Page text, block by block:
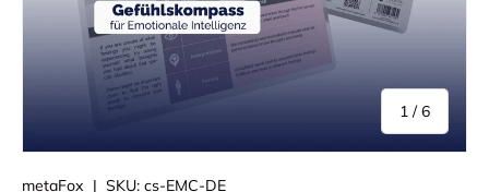
1 /von
6
metaFox | SKU: cs-EMC-DE